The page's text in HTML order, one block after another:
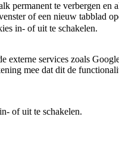
permanent te verbergen
of een nieuw tabblad
in- of uit te schakelen.
externe services zoals
mee dat dit de
of uit te schakelen.